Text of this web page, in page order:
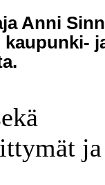
Anni
kaupunki-
ja